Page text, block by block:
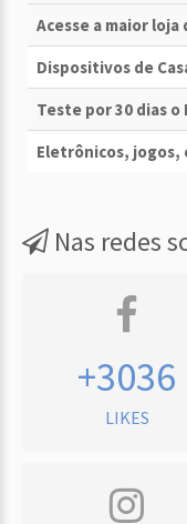
Acesse a maior
Dispositivos de
Teste por 30 dias o
Eletrônicos, jogos,
Nas redes
+3036
LIKES